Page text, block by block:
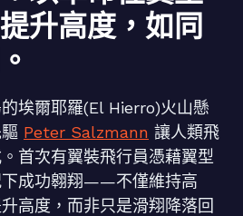
升高度，如同
埃爾耶羅(El Hierro)火山懸
Peter Salzmann 讓人類飛
首次有翼裝飛行員憑藉翼型
下成功翱翔——不僅維持高
高度，而非只是滑翔降落回